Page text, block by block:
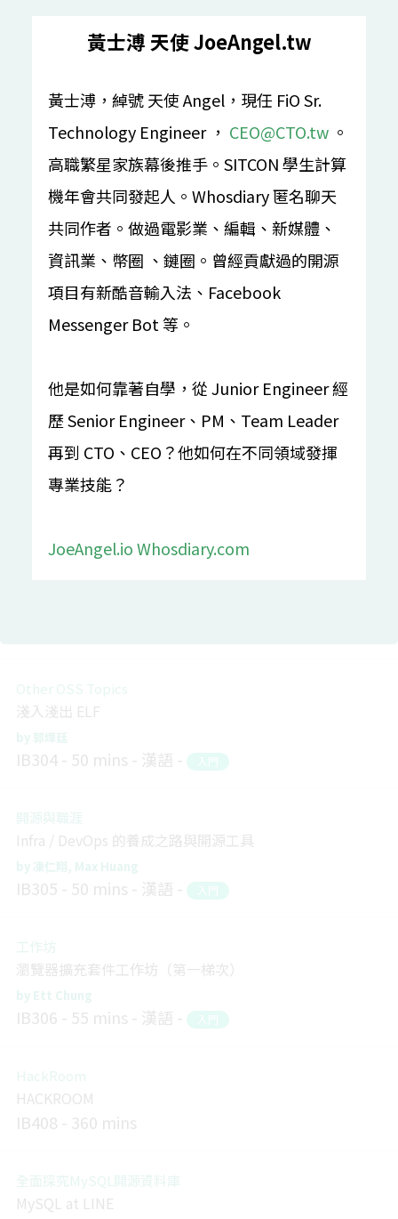
Apache之道：从孵化器到顶级项目之路
IB101 50 mins 漢語
系統軟體社群議程
從 memory model 的角度探討 Linux kernel 在
concurrency 的行為
翁敏維
IB201 45 mins 漢語
跨境合作 - COSCon (開源社)
开源运动与软件开发
Everything in Rust
給 Web 工程師的 Rust 上手指南
舒欣
跨境合作 - HKOSCon (Open Source HK)
Other OSS Topics
淺入淺出 ELF
郭燁廷
IB304 50 mins 漢語 入門
開源與職涯
Infra / DevOps 的養成之路與開源工具
凍仁翔 Max Huang
IB305 50 mins 漢語 入門
工作坊
瀏覽器擴充套件工作坊（第一梯次）
Ett Chung
IB306 55 mins 漢語 入門
HackRoom
HACKROOM
IB408 360 mins
全面探究MySQL開源資料庫
MySQL at LINE
黃士溥 天使 JoeAngel.tw
黃士溥，綽號 天使 Angel，現任 FiO Sr.
Technology Engineer ， CEO@CTO.tw 。
高職繁星家族幕後推手。SITCON 學生計算
機年會共同發起人。Whosdiary 匿名聊天
共同作者。做過電影業、編輯、新媒體、
資訊業、幣圈 、鏈圈。曾經貢獻過的開源
項目有新酷音輸入法、Facebook
Messenger Bot 等。
他是如何靠著自學，從 Junior Engineer 經
歷 Senior Engineer、PM、Team Leader
再到 CTO、CEO？他如何在不同領域發揮
專業技能？
JoeAngel.ioWhosdiary.com